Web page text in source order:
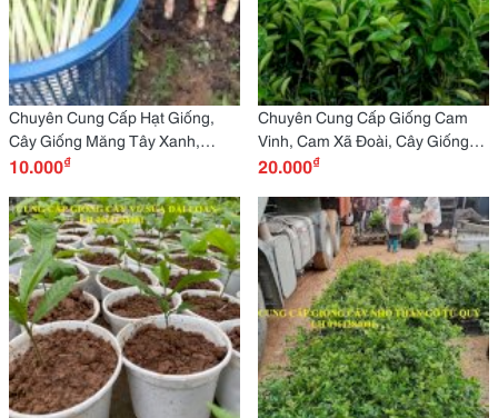
Chuyên Cung Cấp Hạt Giống,
Cây Giống Măng Tây Xanh,
Măng Tây Mỹ, Giống Cây Măng
10.000₫
Chuyên Cung Cấp Giống Cam
Vinh, Cam Xã Đoài, Cây Giống
Cam F1 Uy Tín, Chất Lượng
20.000₫